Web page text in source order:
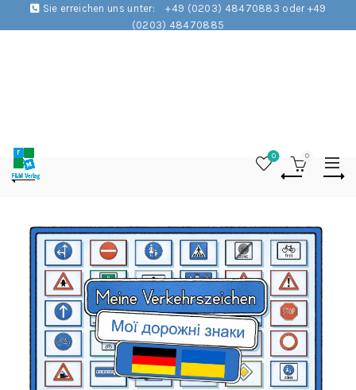
Sie erreichen uns unter:
+49 (0203) 48470883 oder +49
(0203) 48470885
0 0